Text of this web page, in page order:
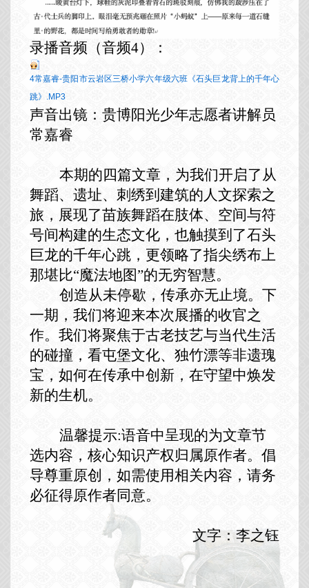
录播音频（音频4）：
4常嘉睿-贵阳市云岩区三桥小学六年级六班《石头巨龙背上的千年心
跳》.MP3
声音出镜：贵博阳光少年志愿者讲解员
常嘉睿
本期的四篇文章，为我们开启了从
舞蹈、遗址、刺绣到建筑的人文探索之
旅 ， 展现了苗族舞蹈在肢体、空间与符
号间构建的生态文化，也触摸到了石头
巨龙的千年心跳，更领略了指尖绣布上
那堪比“魔法地图”的无穷智慧。
创造从未停歇， 传承亦无止境。下
一期，我们将迎来本次展播的收官之
作。我们将聚焦于古老技艺与当代生活
的碰撞，看屯堡文化、独竹漂等非遗瑰
宝，如何在传承中创新，在守望中焕发
新的生机。
温馨提示:语音中呈现的为文章节
选内容，核心知识产权归属原作者。倡
导尊重原创，如需使用相关内容，请务
必征得原作者同意。
文字：李之钰